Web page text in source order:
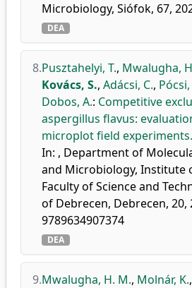
Microbiology, Siófok, 67,
DEA
8.Pusztahelyi, T., Mwalugha,
Kovács, S., Adácsi, C., Pócsi,
Dobos, A.: Competitive
aspergillus flavus:
microplot field experiments.
In: , Department of
and Microbiology, Institute
Faculty of Science and
of Debrecen, Debrecen, 20,
9789634907374
DEA
9.Mwalugha, H. M., Molnár, K.,